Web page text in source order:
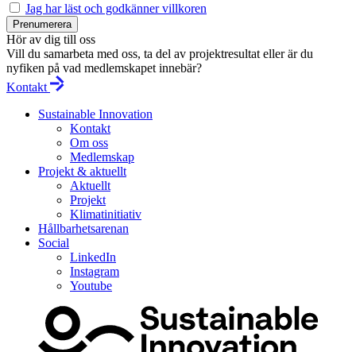
Jag har läst och godkänner villkoren
Prenumerera
Hör av dig till oss
Vill du samarbeta med oss, ta del av projektresultat eller är du
nyfiken på vad medlemskapet innebär?
Kontakt
Sustainable Innovation
Kontakt
Om oss
Medlemskap
Projekt & aktuellt
Aktuellt
Projekt
Klimatinitiativ
Hållbarhetsarenan
Social
LinkedIn
Instagram
Youtube